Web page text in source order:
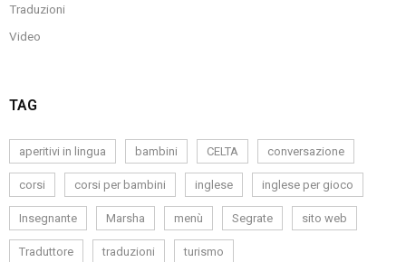
Traduzioni
Video
TAG
aperitivi in lingua bambini CELTA conversazione
corsi corsi per bambini inglese inglese per gioco
Insegnante Marsha menù Segrate sito web
Traduttore traduzioni turismo